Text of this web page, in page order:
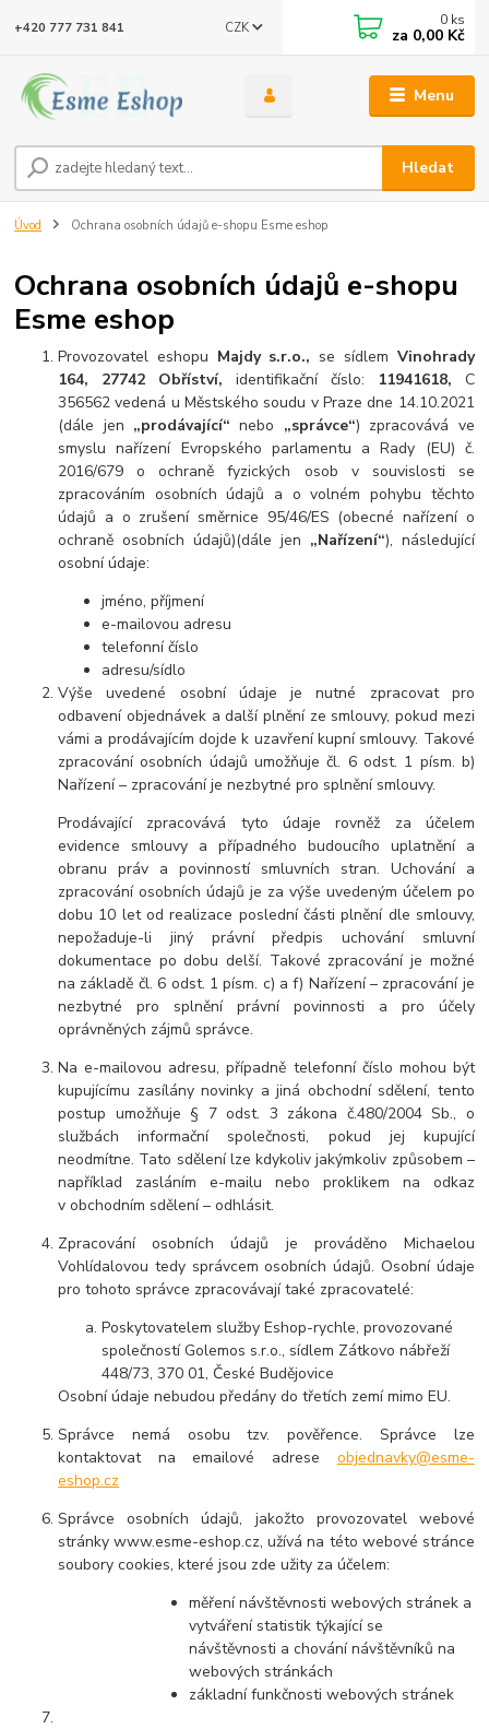
Menu
CZK
Hledat
+420 777 731 841 0 ks
za 0,00 Kč
Úvod Ochrana osobních údajů e-shopu Esme eshop
Ochrana osobních údajů e-shopu
Esme eshop
Provozovatel eshopu Majdy s.r.o., se sídlem Vinohrady
164, 27742 Obříství, identifikační číslo: 11941618, C
356562 vedená u Městského soudu v Praze dne 14.10.2021
(dále jen „prodávající“ nebo „správce“) zpracovává ve
smyslu nařízení Evropského parlamentu a Rady (EU) č.
2016/679 o ochraně fyzických osob v souvislosti se
zpracováním osobních údajů a o volném pohybu těchto
údajů a o zrušení směrnice 95/46/ES (obecné nařízení o
ochraně osobních údajů)(dále jen „Nařízení“), následující
osobní údaje:
jméno, příjmení
e-mailovou adresu
telefonní číslo
adresu/sídlo
Výše uvedené osobní údaje je nutné zpracovat pro
odbavení objednávek a další plnění ze smlouvy, pokud mezi
vámi a prodávajícím dojde k uzavření kupní smlouvy. Takové
zpracování osobních údajů umožňuje čl. 6 odst. 1 písm. b)
Nařízení – zpracování je nezbytné pro splnění smlouvy.
Prodávající zpracovává tyto údaje rovněž za účelem
evidence smlouvy a případného budoucího uplatnění a
obranu práv a povinností smluvních stran. Uchování a
zpracování osobních údajů je za výše uvedeným účelem po
dobu 10 let od realizace poslední části plnění dle smlouvy,
nepožaduje-li jiný právní předpis uchování smluvní
dokumentace po dobu delší. Takové zpracování je možné
na základě čl. 6 odst. 1 písm. c) a f) Nařízení – zpracování je
nezbytné pro splnění právní povinnosti a pro účely
oprávněných zájmů správce.
Na e-mailovou adresu, případně telefonní číslo mohou být
kupujícímu zasílány novinky a jiná obchodní sdělení, tento
postup umožňuje § 7 odst. 3 zákona č.480/2004 Sb., o
službách informační společnosti, pokud jej kupující
neodmítne. Tato sdělení lze kdykoliv jakýmkoliv způsobem –
například zasláním e-mailu nebo proklikem na odkaz
v obchodním sdělení – odhlásit.
Zpracování osobních údajů je prováděno Michaelou
Vohlídalovou tedy správcem osobních údajů. Osobní údaje
pro tohoto správce zpracovávají také zpracovatelé:
Poskytovatelem služby Eshop-rychle, provozované
společností Golemos s.r.o., sídlem Zátkovo nábřeží
448/73, 370 01, České Budějovice
Osobní údaje nebudou předány do třetích zemí mimo EU.
Správce nemá osobu tzv. pověřence. Správce lze
kontaktovat na emailové adrese objednavky@esme-
eshop.cz
Správce osobních údajů, jakožto provozovatel webové
stránky www.esme-eshop.cz, užívá na této webové stránce
soubory cookies, které jsou zde užity za účelem:
měření návštěvnosti webových stránek a
vytváření statistik týkající se
návštěvnosti a chování návštěvníků na
webových stránkách
základní funkčnosti webových stránek